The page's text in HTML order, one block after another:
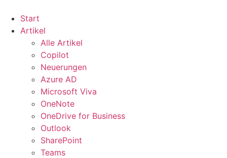
Start
Artikel
Alle Artikel
Copilot
Neuerungen
Azure AD
Microsoft Viva
OneNote
OneDrive for Business
Outlook
SharePoint
Teams